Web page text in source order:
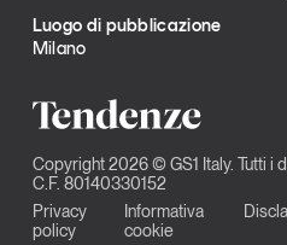
Luogo di pubblicazione
Milano
Copyright 2026 © GS1 Italy. Tutti i
C.F. 80140330152
Privacy
policy
Informativa
cookie